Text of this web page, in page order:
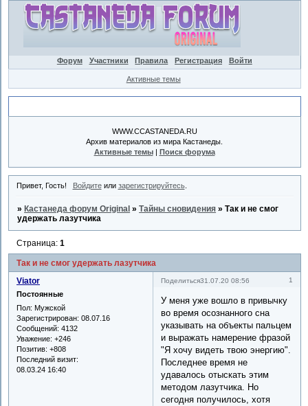
Форум Участники Правила Регистрация Войти
Активные темы
WWW.CCASTANEDA.RU
Архив материалов из мира Кастанеды.
Активные темы| Поиск форума
Привет, Гость! Войдитеили зарегистрируйтесь.
» Кастанеда форум Original »Тайны сновидения »Так и не смог
удержать лазутчика
Так и не смог удержать лазутчика
Страница:1
Поделиться 1
31.07.20 08:56
Viator
Постоянные
Пол: Мужской
Зарегистрирован: 08.07.16
Сообщений: 4132
Уважение: +246
Позитив: +808
Последний визит:
08.03.24 16:40
У меня уже вошло в привычку
во время осознанного сна
указывать на объекты пальцем
и выражать намерение фразой
"Я хочу видеть твою энергию".
Последнее время не
удавалось отыскать этим
методом лазутчика. Но
сегодня получилось, хотя